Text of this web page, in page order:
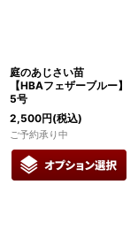
庭のあじさい苗
【HBAフェザーブルー】
5号
2,500円(税込)
ご予約承り中